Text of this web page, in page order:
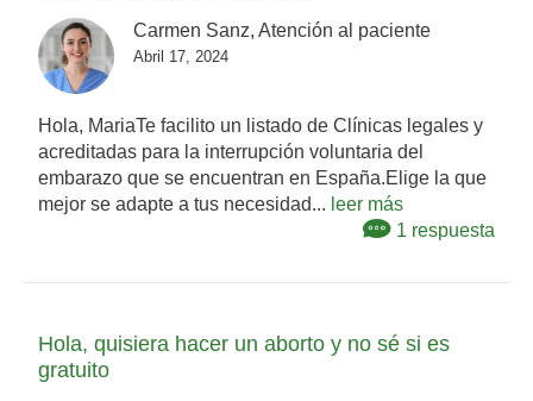
Carmen Sanz, Atención al paciente
Abril 17, 2024
Hola, MariaTe facilito un listado de Clínicas legales y
acreditadas para la interrupción voluntaria del
embarazo que se encuentran en España.Elige la que
mejor se adapte a tus necesidad... leer más
1 respuesta
Hola, quisiera hacer un aborto y no sé si es
gratuito